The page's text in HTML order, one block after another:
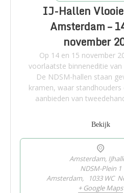
IJ-Hallen
Amsterdam –
november
Op 14 en 15 november
voorlaatste binneneditie
De NDSM-hallen staan
kramen, waar
aanbieden van
Bekijk
Amsterdam,
NDSM-Plein 1
Amsterdam, 1033 WC
+ Google Maps